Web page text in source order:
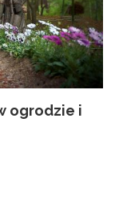
ogrodzie i